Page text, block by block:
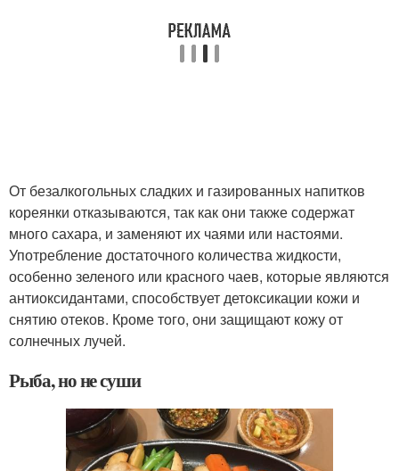
От безалкогольных сладких и газированных напитков
кореянки отказываются, так как они также содержат
много сахара, и заменяют их чаями или настоями.
Употребление достаточного количества жидкости,
особенно зеленого или красного чаев, которые являются
антиоксидантами, способствует детоксикации кожи и
снятию отеков. Кроме того, они защищают кожу от
солнечных лучей.
Рыба, но не суши